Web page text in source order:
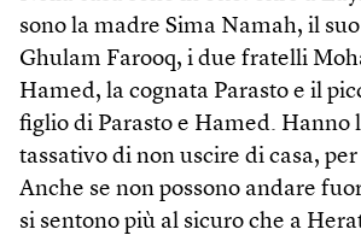
sono la madre Sima Namah, il
Ghulam Farooq, i due fratelli
Hamed, la cognata Parasto e il
figlio di Parasto e Hamed. Hanno
tassativo di non uscire di casa,
Anche se non possono andare
si sentono più al sicuro che a